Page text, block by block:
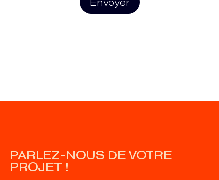
Envoyer
PARLEZ-NOUS DE VOTRE
PROJET !